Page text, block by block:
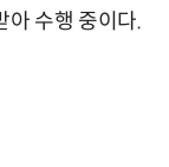
아 수행 중이다.